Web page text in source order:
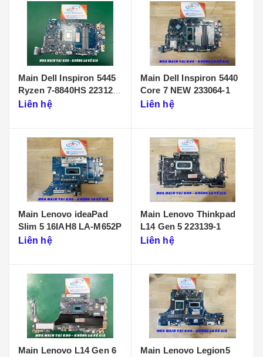
Main Dell Inspiron 5445
Ryzen 7-8840HS 223125-
1Liên hệ
Main Dell Inspiron 5440
Core 7 NEW 233064-1
Liên hệ
Main Lenovo ideaPad
Slim 5 16IAH8 LA-M652P
Liên hệ
Main Lenovo Thinkpad
L14 Gen 5 223139-1
Liên hệ
Main Lenovo L14 Gen 6
Main Lenovo Legion5